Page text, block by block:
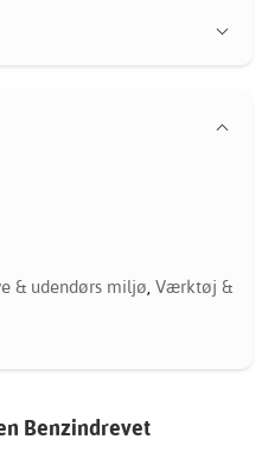
& udendørs miljø, Værktøj &
Benzindrevet